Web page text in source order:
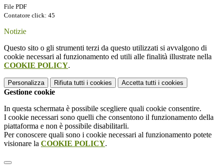
File PDF
Contatore click: 45
Notizie
Questo sito o gli strumenti terzi da questo utilizzati si avvalgono di
cookie necessari al funzionamento ed utili alle finalità illustrate nella
COOKIE POLICY.
Personalizza Rifiuta tutti i cookies Accetta tutti i cookies
Gestione cookie
In questa schermata è possibile scegliere quali cookie consentire.
I cookie necessari sono quelli che consentono il funzionamento della
piattaforma e non è possibile disabilitarli.
Per conoscere quali sono i cookie necessari al funzionamento potete
visionare la COOKIE POLICY.